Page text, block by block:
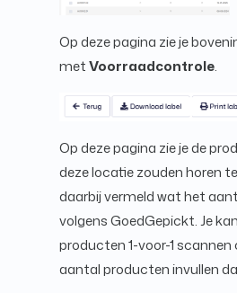
Op deze pagina zie je
metVoorraadcontrole.
Op deze pagina zie je de
deze locatie zouden horen
daarbij vermeld wat het
volgens GoedGepickt. Je
producten 1-voor-1 scannen
aantal producten invullen